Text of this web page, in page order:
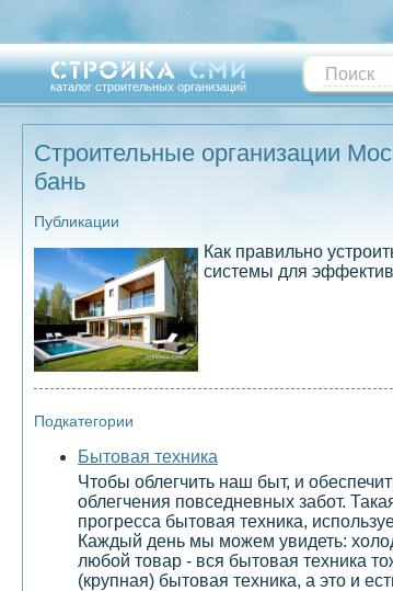
каталог строительных организаций
Строительные организации
бань
Публикации
Как правильно
системы для
Подкатегории
Бытовая техника
Чтобы облегчить наш быт, и
облегчения повседневных забот.
прогресса бытовая техника,
Каждый день мы можем увидеть:
любой товар - вся бытовая техника
(крупная) бытовая техника, а это и